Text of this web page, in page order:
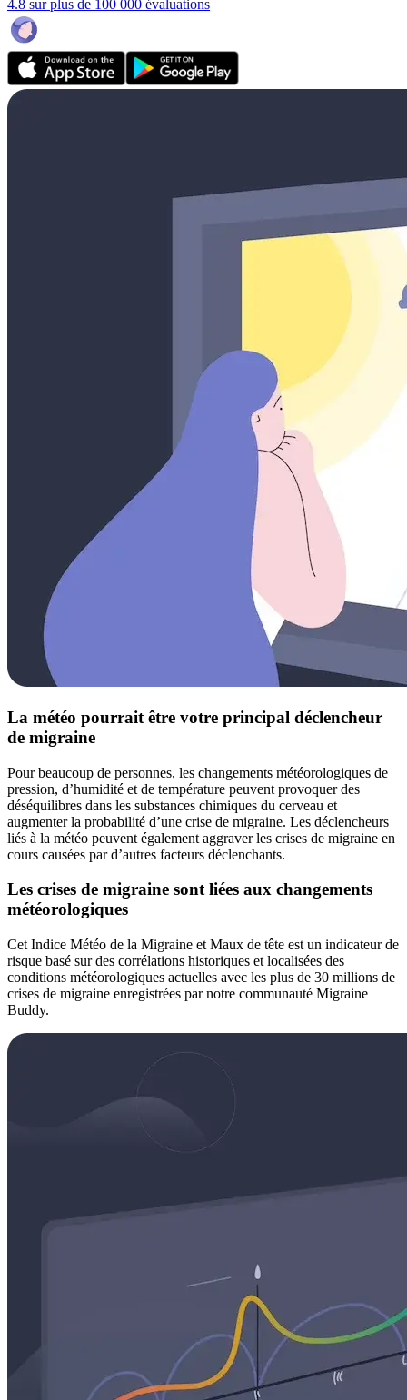
4.8 sur plus de 100 000 évaluations
La météo pourrait être votre principal déclencheur
de migraine
Pour beaucoup de personnes, les changements météorologiques de
pression, d’humidité et de température peuvent provoquer des
déséquilibres dans les substances chimiques du cerveau et
augmenter la probabilité d’une crise de migraine. Les déclencheurs
liés à la météo peuvent également aggraver les crises de migraine en
cours causées par d’autres facteurs déclenchants.
Les crises de migraine sont liées aux changements
météorologiques
Cet Indice Météo de la Migraine et Maux de tête est un indicateur de
risque basé sur des corrélations historiques et localisées des
conditions météorologiques actuelles avec les plus de 30 millions de
crises de migraine enregistrées par notre communauté Migraine
Buddy.